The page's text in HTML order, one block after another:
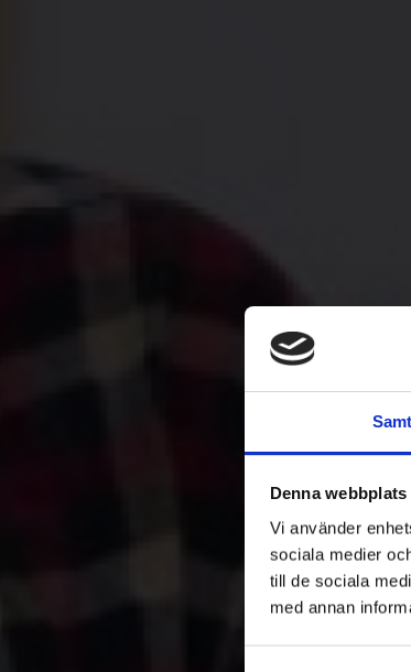
Denna
Vi använder
sociala medier
till de sociala
med annan